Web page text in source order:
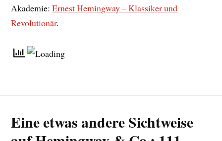
Akademie:Ernest Hemingway – Klassiker und
Revolutionär.
Eine etwas andere Sichtweise